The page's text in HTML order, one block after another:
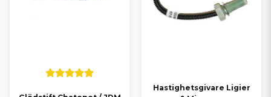
Hastighetsgivare Ligier